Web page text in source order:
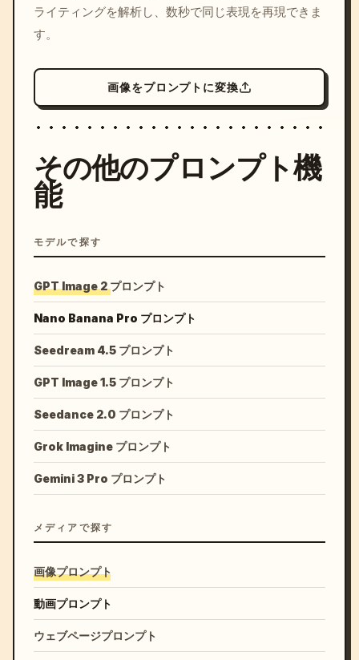
ライティングを解析し、数秒で同じ表現を再現できま
す。
画像をプロンプトに変換
その他のプロンプト機
能
モデルで探す
GPT Image 2 プロンプト
Nano Banana Pro プロンプト
Seedream 4.5 プロンプト
GPT Image 1.5 プロンプト
Seedance 2.0 プロンプト
Grok Imagine プロンプト
Gemini 3 Pro プロンプト
メディアで探す
画像プロンプト
動画プロンプト
ウェブページプロンプト